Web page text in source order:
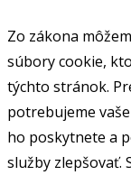
Zo zákona
súbory cookie,
týchto stránok.
potrebujeme
ho poskytnete a
služby zlepšovať.